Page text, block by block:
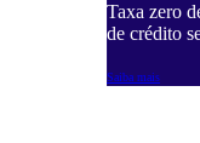
Taxa zero
de crédito
Saiba mais